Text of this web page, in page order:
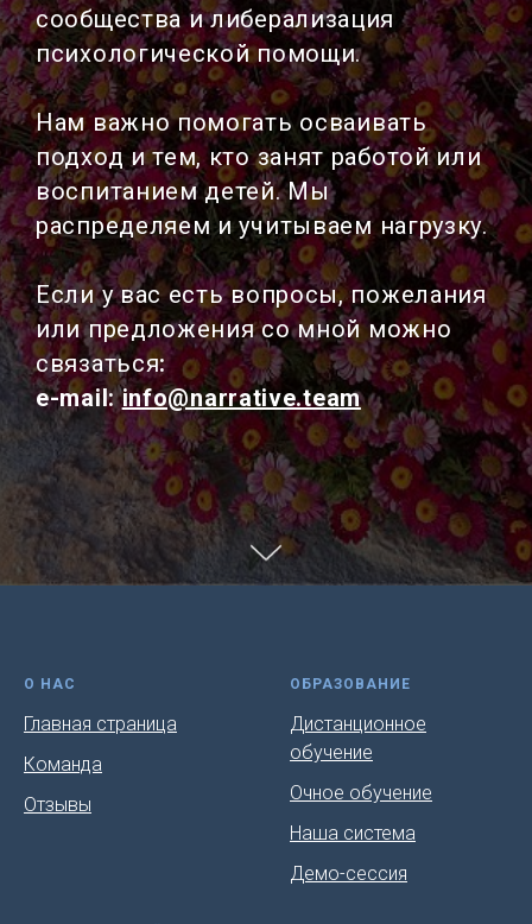
сообщества и либерализация
психологической помощи.
Нам важно помогать осваивать
подход и тем, кто занят работой или
воспитанием детей. Мы
распределяем и учитываем нагрузку.
Если у вас есть вопросы, пожелания
или предложения со мной можно
связаться:
e-mail:info@narrative.team
О НАС
Главная страница
Команда
Отзывы
ОБРАЗОВАНИЕ
Дистанционное
обучение
Очное обучение
Наша система
Демо-сессия